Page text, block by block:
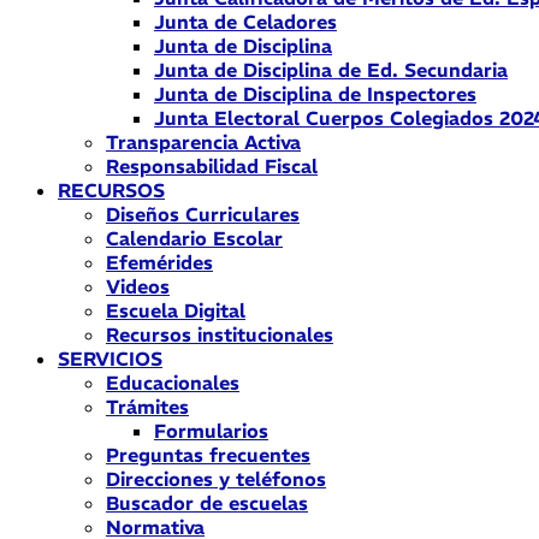
Junta de Celadores
Junta de Disciplina
Junta de Disciplina de Ed. Secundaria
Junta de Disciplina de Inspectores
Junta Electoral Cuerpos Colegiados
Transparencia Activa
Responsabilidad Fiscal
RECURSOS
Diseños Curriculares
Calendario Escolar
Efemérides
Videos
Escuela Digital
Recursos institucionales
SERVICIOS
Educacionales
Trámites
Formularios
Preguntas frecuentes
Direcciones y teléfonos
Buscador de escuelas
Normativa